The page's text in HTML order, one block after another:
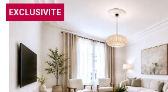
EXCLUSIVITE